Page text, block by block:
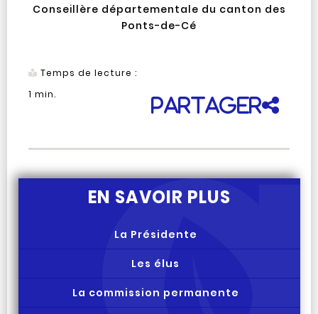
Conseillère départementale du canton des
Ponts-de-Cé
Temps de lecture :
1 min.
Partager
EN SAVOIR PLUS
La Présidente
Les élus
La commission permanente